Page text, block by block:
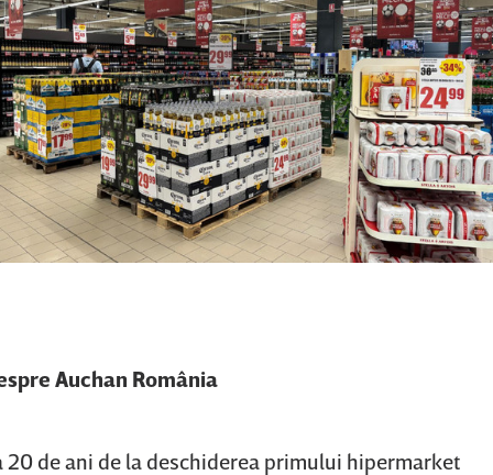
Auchan România
20 de ani de la deschiderea primului hipermarket